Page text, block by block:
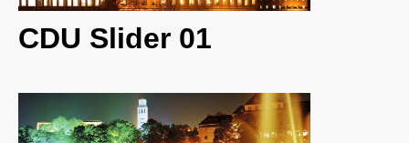
CDU Slider 01